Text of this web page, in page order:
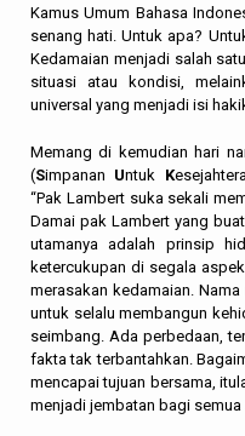
Kamus Umum Bahasa
senang hati. Untuk apa?
Kedamaian menjadi salah
situasi atau kondisi,
universal yang menjadi isi
Memang di kemudian hari
(Simpanan Untuk K
“Pak Lambert suka sekali
Damai pak Lambert yang
utamanya adalah prinsip
ketercukupan di segala
merasakan kedamaian.
untuk selalu membangun
seimbang. Ada perbedaan,
fakta tak terbantahkan.
mencapai tujuan bersama,
menjadi jembatan bagi